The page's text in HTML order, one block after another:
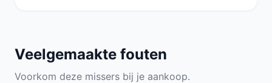
Veelgemaakte fouten
Voorkom deze missers bij je aankoop.